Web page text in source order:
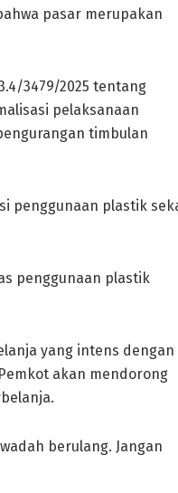
pasar merupakan
3479/2025 tentang
pelaksanaan
timbulan
penggunaan plastik
penggunaan plastik
yang intens dengan
akan mendorong
berulang. Jangan